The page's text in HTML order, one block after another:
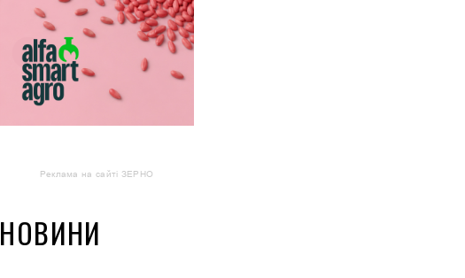
Реклама на сайті ЗЕРНО
НОВИНИ